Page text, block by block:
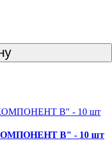
В" - 10 шт